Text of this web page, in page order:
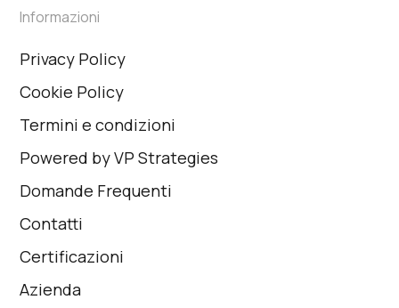
Informazioni
Privacy Policy
Cookie Policy
Termini e condizioni
Powered by VP Strategies
Domande Frequenti
Contatti
Certificazioni
Azienda